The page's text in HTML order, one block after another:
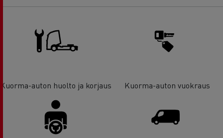
Kuorma-auton huolto ja korjaus Kuorma-auton vuokraus